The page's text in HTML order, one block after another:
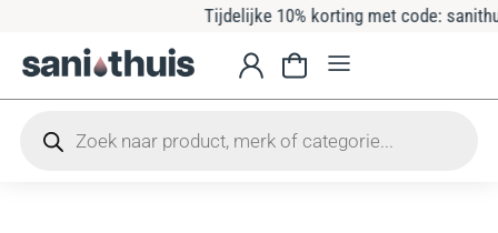
Tijdelijke 10% korting met code: sanithuis10